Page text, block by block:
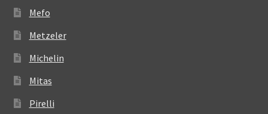
Mefo
Metzeler
Michelin
Mitas
Pirelli